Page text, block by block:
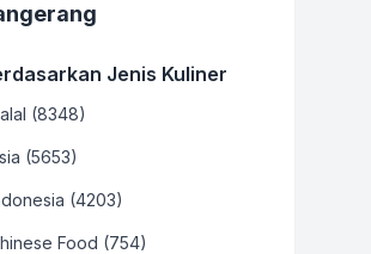
Jenis Kuliner
(8348)
(5653)
(4203)
Food (754)